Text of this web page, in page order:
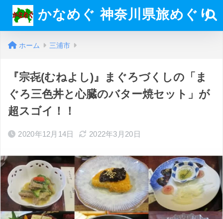
かなめぐ 神奈川県旅めぐり
ホーム 三浦市
『宗㐂(むねよし)』まぐろづくしの「ま
ぐろ三色丼と心臓のバター焼セット」が
超スゴイ！！
2020年12月14日 2022年3月20日